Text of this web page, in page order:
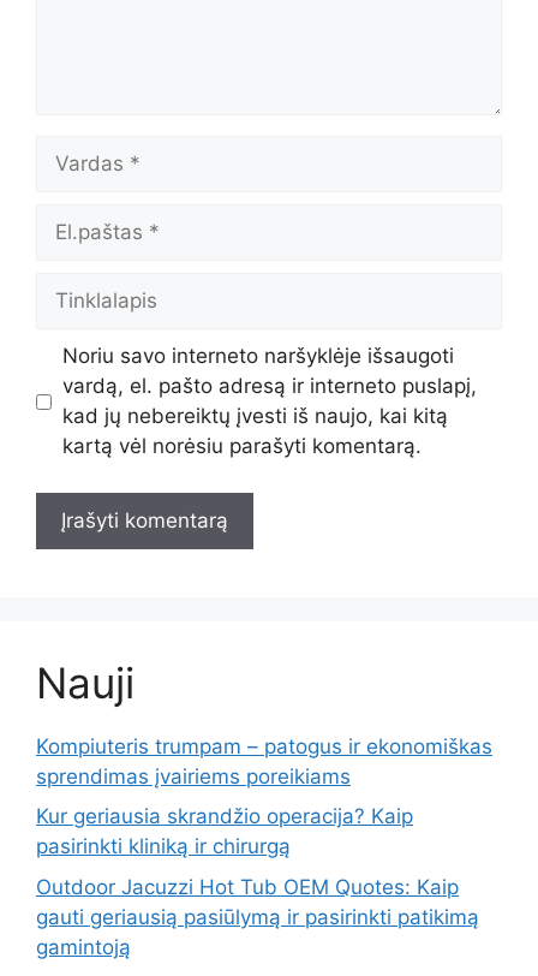
Vardas
El.paštas
Tinklalapis
Noriu savo interneto naršyklėje išsaugoti
vardą, el. pašto adresą ir interneto puslapį,
kad jų nebereiktų įvesti iš naujo, kai kitą
kartą vėl norėsiu parašyti komentarą.
Nauji
Kompiuteris trumpam – patogus ir ekonomiškas
sprendimas įvairiems poreikiams
Kur geriausia skrandžio operacija? Kaip
pasirinkti kliniką ir chirurgą
Outdoor Jacuzzi Hot Tub OEM Quotes: Kaip
gauti geriausią pasiūlymą ir pasirinkti patikimą
gamintoją